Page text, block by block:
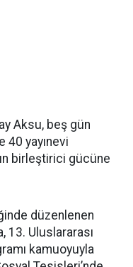
Aksu, beş gün
40 yayınevi
birleştirici gücüne
düzenlenen
13. Uluslararası
kamuoyuyla